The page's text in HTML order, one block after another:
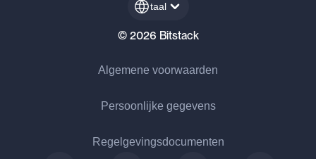
taal
© 2026 Bitstack
Algemene voorwaarden
Persoonlijke gegevens
Regelgevingsdocumenten